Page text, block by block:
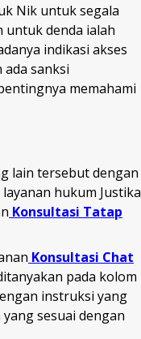
Nik untuk segala
untuk denda ialah
indikasi akses
sanksi
memahami
lain tersebut dengan
hukum Justika
Konsultasi Tatap
Konsultasi Chat
pada kolom
instruksi yang
sesuai dengan